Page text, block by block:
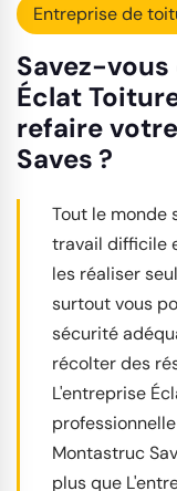
Entreprise de
Savez-
Éclat
refaire
Saves ?
Tout le monde
travail difficile
les réaliser
surtout vous
sécurité
récolter des
L'entreprise
Montastruc
plus que